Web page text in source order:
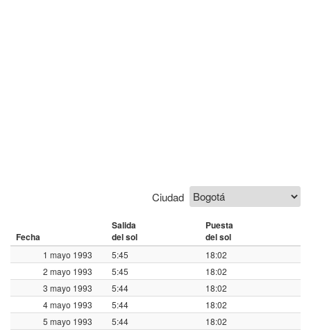
Ciudad
Fecha
Salida
del sol
Puesta
del sol
1 mayo 1993 5:45
18:02
2 mayo 1993
5:45
18:02
3 mayo 1993
5:44
18:02
4 mayo 1993
5:44
18:02
5 mayo 1993
5:44
18:02